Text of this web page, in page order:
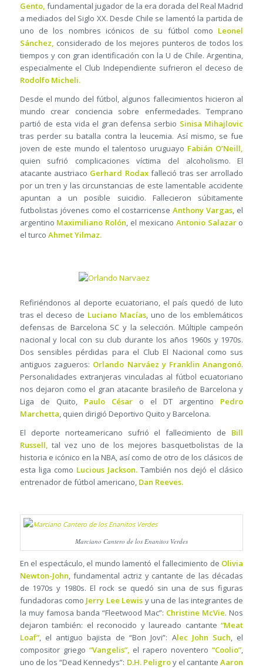
Gento, fundamental jugador de la era dorada del Real Madrid
a mediados del Siglo XX. Desde Chile se lamentó la partida de
uno de los nombres icónicos de su fútbol como Leonel
Sánchez, considerado de los mejores punteros de todos los
tiempos y con gran identificación con la U de Chile. Argentina,
especialmente el Club Independiente sufrieron el deceso de
Rodolfo Micheli.
Desde el mundo del fútbol, algunos fallecimientos hicieron al
mundo crear conciencia sobre enfermedades. Temprano
partió de esta vida el gran defensa serbio Sinisa Mihajlovic
tras perder su batalla contra la leucemia. Así mismo, se fue
joven de este mundo el talentoso uruguayo Fabián O’Neill,
quien sufrió complicaciones víctima del alcoholismo. El
atacante austriaco Gerhard Rodaxfalleció tras ser arrollado
por un tren y las circunstancias de este lamentable accidente
apuntan a un posible suicidio. Fallecieron súbitamente
futbolistas jóvenes como el costarricenseAnthony Vargas, el
argentino Maximiliano Rolón, el mexicano Antonio Salazaro
el turco Ahmet Yilmaz.
Refiriéndonos al deporte ecuatoriano, el país quedó de luto
tras el deceso de Luciano Macías, uno de los emblemáticos
defensas de Barcelona SC y la selección. Múltiple campeón
nacional y local con su club durante los años 1960s y 1970s.
Dos sensibles pérdidas para el Club El Nacional como sus
antiguos zagueros: Orlando Narváez y Franklin Anangonó.
Personalidades extranjeras vinculadas al fútbol ecuatoriano
nos dejaron como el gran atacante brasileño de Barcelona y
Liga de Quito, Paulo Césaro el DT argentino Pedro
Marchetta, quien dirigió Deportivo Quito y Barcelona.
El deporte norteamericano sufrió el fallecimiento de Bill
Russell, tal vez uno de los mejores basquetbolistas de la
historia e icónico en la NBA, así como de otro de los clásicos de
esta liga como Lucious Jackson.También nos dejó el clásico
entrenador de fútbol americano, Dan Reeves.
Marciano Cantero de los Enanitos Verdes
En el espectáculo, el mundo lamentó el fallecimiento de Olivia
Newton-John , fundamental actriz y cantante de las décadas
de 1970s y 1980s. El rock se quedó sin una de sus figuras
fundadoras como Jerry Lee Lewis y una de las integrantes de
la muy famosa banda “Fleetwood Mac”: Christine McVie. Nos
dejaron también: el reconocido y laureado cantante“Meat
Loaf”, el antiguo bajista de “Bon Jovi”: Alec John Such , el
compositor griego “Vangelis”, el rapero noventero “Coolio”
uno de los “Dead Kennedys”: D.H. Peligroy el cantanteAaron